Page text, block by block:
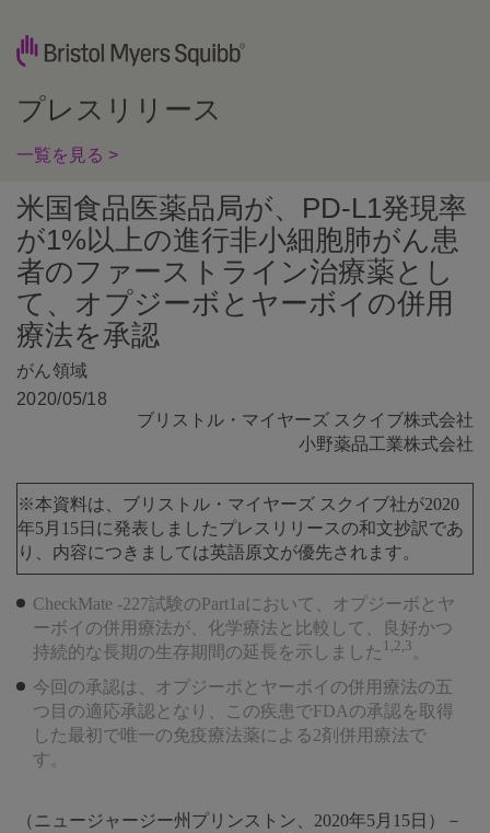
プレスリリース
一覧を見る >
米国食品医薬品局が、PD-L1発現率
が1%以上の進行非小細胞肺がん患
者のファーストライン治療薬とし
て、オプジーボとヤーボイの併用
療法を承認
がん領域
2020/05/18
ブリストル・マイヤーズ スクイブ株式会社
小野薬品工業株式会社
※本資料は、ブリストル・マイヤーズ スクイブ社が2020
年5月15日に発表しましたプレスリリースの和文抄訳であ
り、内容につきましては英語原文が優先されます。
CheckMate -227試験のPart1aにおいて、オプジーボとヤ
ーボイの併用療法が、化学療法と比較して、良好かつ
持続的な長期の生存期間の延長を示しました 1,2,3 。
今回の承認は、オプジーボとヤーボイの併用療法の五
つ目の適応承認となり、この疾患でFDAの承認を取得
した最初で唯一の免疫療法薬による2剤併用療法で
す。
（ニュージャージー州プリンストン、2020年5月15日）－